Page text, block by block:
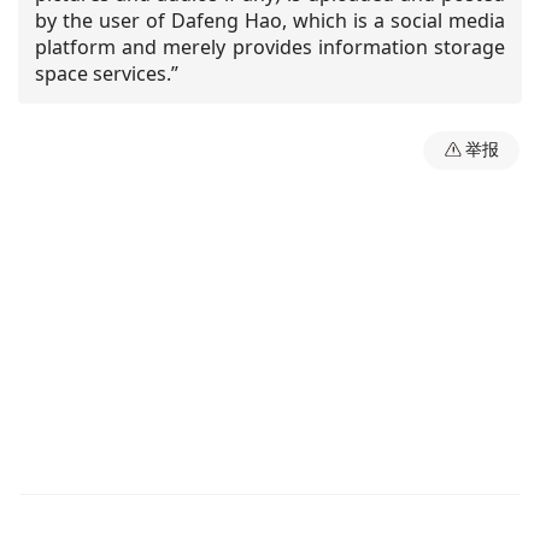
by the user of Dafeng Hao, which is a social media
platform and merely provides information storage
space services.”
举报